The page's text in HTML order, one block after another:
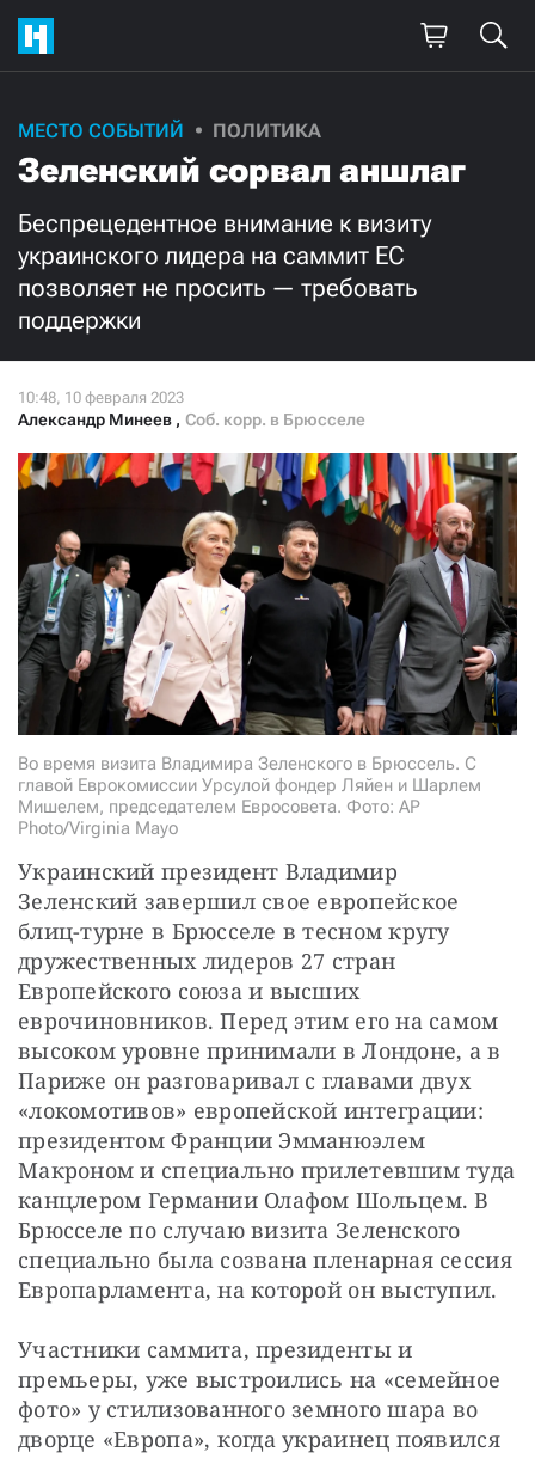
МЕСТО СОБЫТИЙ ПОЛИТИКА
Зеленский сорвал аншлаг
Беспрецедентное внимание к визиту
украинского лидера на саммит ЕС
позволяет не просить — требовать
поддержки
Александр Минеев , Соб. корр. в Брюсселе
Во время визита Владимира Зеленского в Брюссель. С
главой Еврокомиссии Урсулой фондер Ляйен и Шарлем
Мишелем, председателем Евросовета. Фото: AP
Photo/Virginia Mayo
Украинский президент Владимир
Зеленский завершил свое европейское
блиц-турне в Брюсселе в тесном кругу
дружественных лидеров 27 стран
Европейского союза и высших
еврочиновников. Перед этим его на самом
высоком уровне принимали в Лондоне, а в
Париже он разговаривал с главами двух
«локомотивов» европейской интеграции:
президентом Франции Эмманюэлем
Макроном и специально прилетевшим туда
канцлером Германии Олафом Шольцем. В
Брюсселе по случаю визита Зеленского
специально была созвана пленарная сессия
Европарламента, на которой он выступил.
Участники саммита, президенты и
премьеры, уже выстроились на «семейное
фото» у стилизованного земного шара во
дворце «Европа», когда украинец появился
Поддержите
нашу работу!
Ежемесячно Разово
3000 1000
Нажимая кнопку «Стать соучастником»,
и подтверждаю свое гражданство РФ
СТАТЬ СОУЧАСТНИКОМ
ПОДЕЛИТЬСЯ С ДРУЗЬЯМИ
Если у вас есть вопросы, пишите donate@novayagazeta.ruили
звоните:
+7 (929) 612-03-68